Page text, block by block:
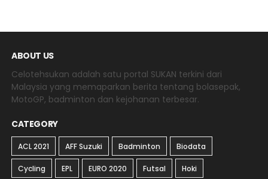
ABOUT US
Celotehsukan adalah satu portal SUKAN terkini dari
Malaysia yang memaparkan berita tentang bolasepak,
MotoGP, badminton dan kejohanan terbesar.
CATEGORY
ACL 2021 AFF Suzuki Badminton Biodata
Cycling EPL EURO 2020 Futsal Hoki